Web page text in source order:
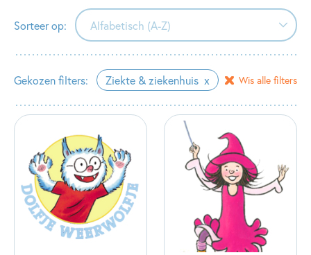
Sorteer op: Alfabetisch (A-Z)
Alfabetisch (A-Z)
Alfabetisch (Z-A)
Verschijningsdatum
Gekozen filters: Ziekte & ziekenhuis Wis alle filters